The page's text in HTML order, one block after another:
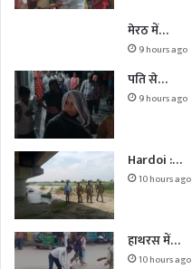
मेरठ में…
9 hours ago
पति से…
9 hours ago
Hardoi :…
10 hours ago
हाथरस में…
10 hours ago